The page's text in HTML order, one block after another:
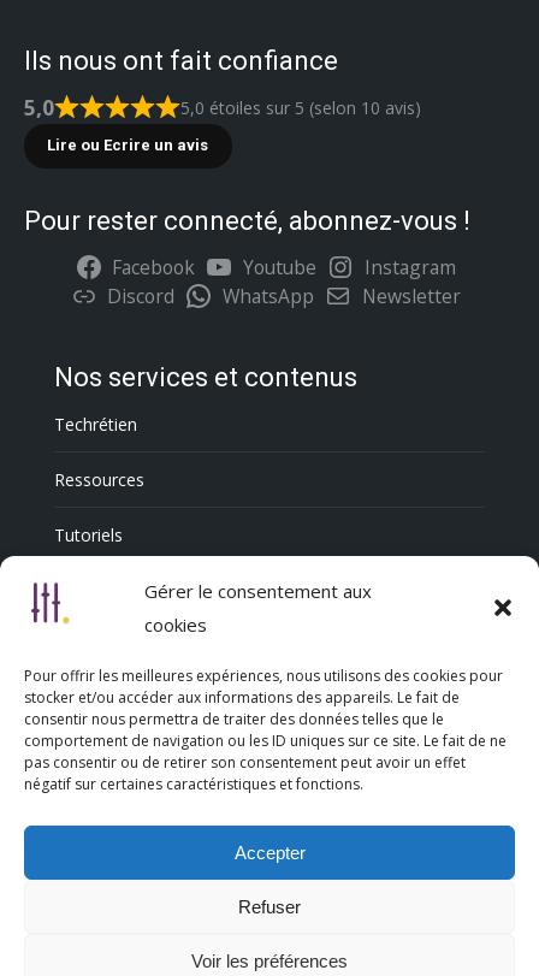
Gérer le consentement aux
cookies
Pour offrir les meilleures expériences, nous utilisons des cookies pour
stocker et/ou accéder aux informations des appareils. Le fait de
consentir nous permettra de traiter des données telles que le
comportement de navigation ou les ID uniques sur ce site. Le fait de ne
pas consentir ou de retirer son consentement peut avoir un effet
négatif sur certaines caractéristiques et fonctions.
Accepter
Refuser
Voir les préférences
Ils nous ont fait confiance
5,0 5,0 étoiles sur 5 (selon 10 avis)
Lire ou Ecrire un avis
Pour rester connecté, abonnez-vous !
Facebook Youtube
Instagram
Discord
WhatsApp Newsletter
Nos services et contenus
Techrétien
Ressources
Tutoriels
Annuaire Professionnel
Nous découvrir
Qui sommes-nous
L’association Trésorsmédia
Politique de cookies (UE)